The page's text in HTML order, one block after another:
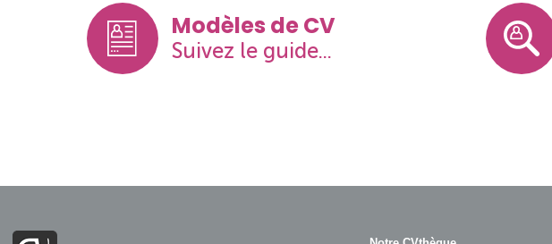
Modèles de CV
Suivez le guide...